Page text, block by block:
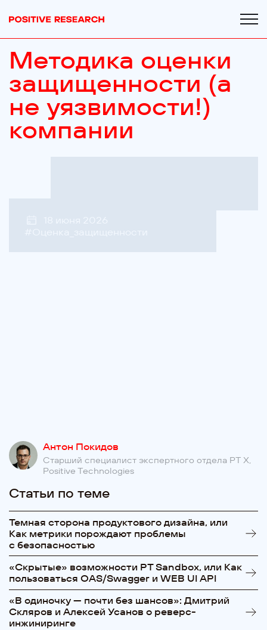
Методика оценки
защищенности (а
не уязвимости!)
компании
Антон Покидов
Старший специалист экспертного отдела PT X,
Positive Technologies
Статьи по теме
Темная сторона продуктового дизайна, или
Как метрики порождают проблемы
с безопасностью
«Cкрытые» возможности PT Sandbox, или Как
пользоваться OAS/Swagger и WEB UI API
«В одиночку — почти без шансов»: Дмитрий
Скляров и Алексей Усанов о реверс-
инжиниринге